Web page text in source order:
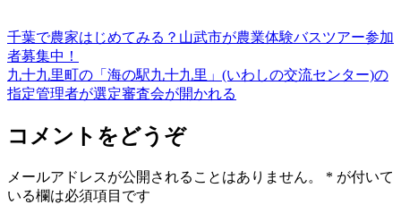
千葉で農家はじめてみる？山武市が農業体験バスツアー参加
者募集中！
九十九里町の「海の駅九十九里」(いわしの交流センター)の
指定管理者が選定審査会が開かれる
コメントをどうぞ
メールアドレスが公開されることはありません。 * が付いて
いる欄は必須項目です